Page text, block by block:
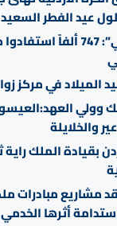
عيد الفطر السعيد
“التعليم العالي”: 747
في مركز زوار
وولي
والخلايلة
بقيادة الملك راية
مشاريع مبادرات
أثرها